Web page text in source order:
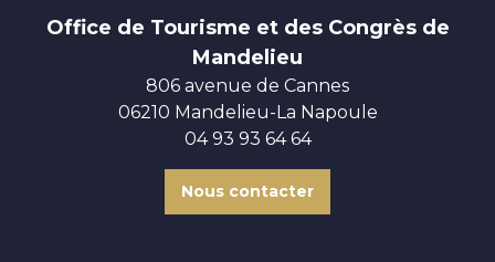
Office de Tourisme et des Congrès de
Mandelieu
806 avenue de Cannes
06210 Mandelieu-La Napoule
04 93 93 64 64
Nous contacter